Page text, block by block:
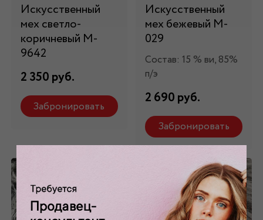
Искусственный
мех светло-
коричневый М-
9642
2 350 руб.
Забронировать
Искусственный
мех бежевый М-
029
Состав: 15 % ви, 85%
п/э
2 690 руб.
Забронировать